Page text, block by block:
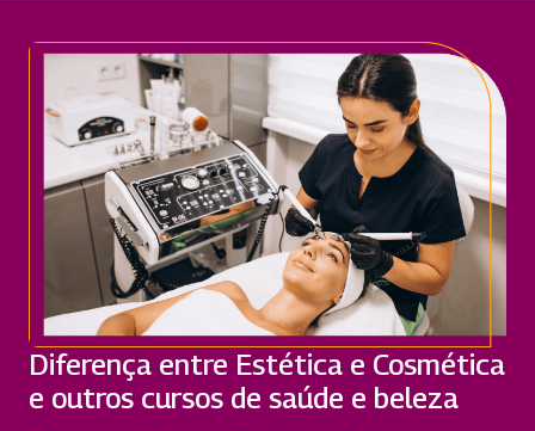
Diferença entre Estética e Cosmética
e outros cursos de saúde e beleza